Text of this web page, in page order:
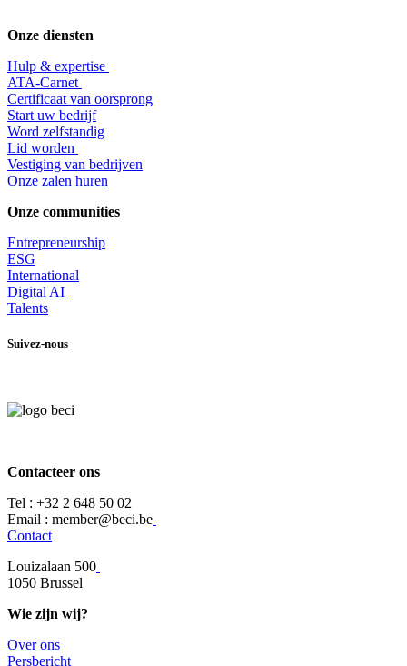
Onze diensten
Hulp & expertise
​ATA-Carnet
Certificaat van oorsprong
Start uw bedrijf
Word zelfstandig
Lid worden
​Vestiging van bedrijven
Onze zalen huren
Onze communities
Entrepreneurship
ESG
International
Digital AI
Talents
Suivez-nous
Contacteer ons
Tel : +32 2 648 50 02​
​​Email : member@beci.be
Contact
Louizalaan 500
​1050 Brussel
Wie zijn wij?
Over ons
​​Persbericht